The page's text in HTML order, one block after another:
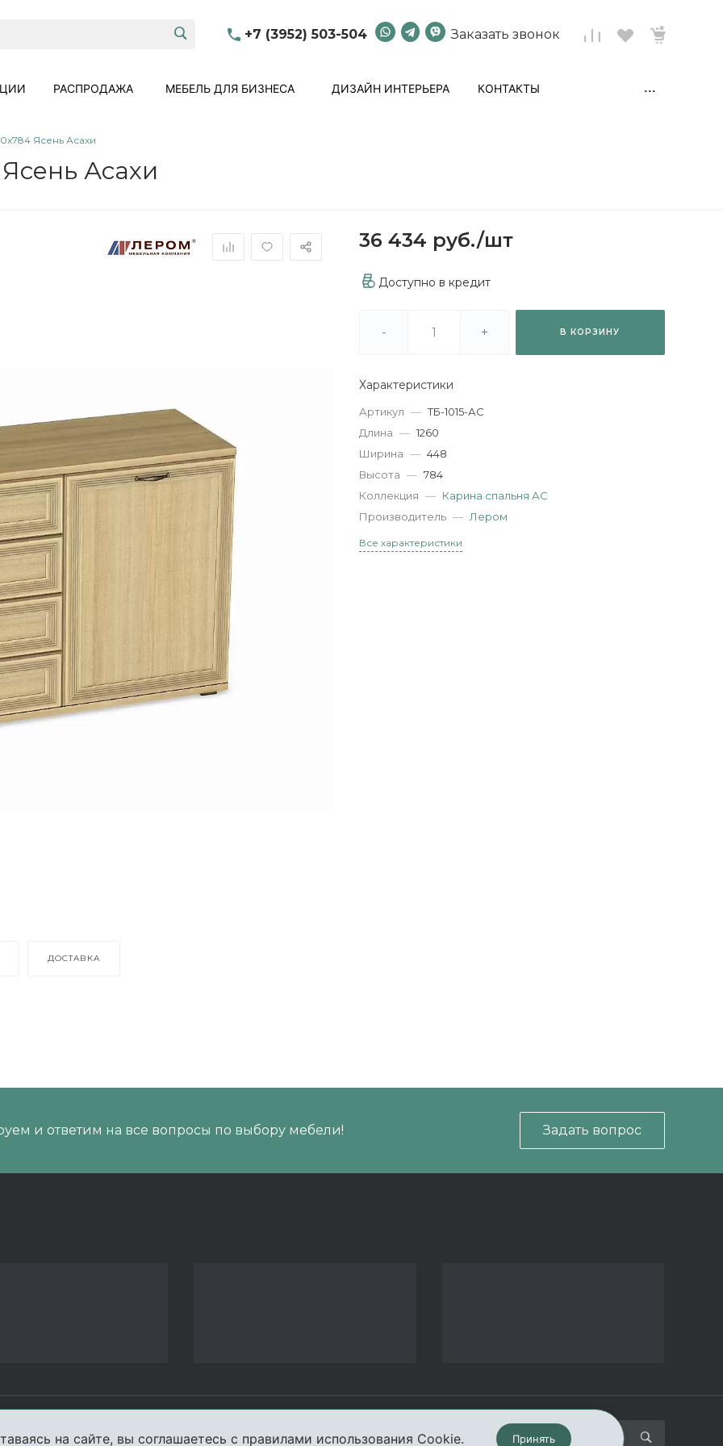
+7 (3952) 503-504 Заказать звонок
РАСПРОДАЖА МЕБЕЛЬ ДЛЯ БИЗНЕСА ДИЗАЙН ИНТЕРЬЕРА КОНТАКТЫ ...
Ясень Асахи
Асахи
36 434 руб./шт
Доступно в кредит
- + В КОРЗИНУ
Характеристики
Артикул — ТБ-1015-АС
Длина — 1260
Ширина — 448
Высота — 784
Коллекция — Карина спальня АС
Производитель — Лером
Все характеристики
ДОСТАВКА
и ответим на все вопросы по выбору мебели! Задать вопрос
на сайте, вы соглашаетесь с правилами использования Cookie. Принять